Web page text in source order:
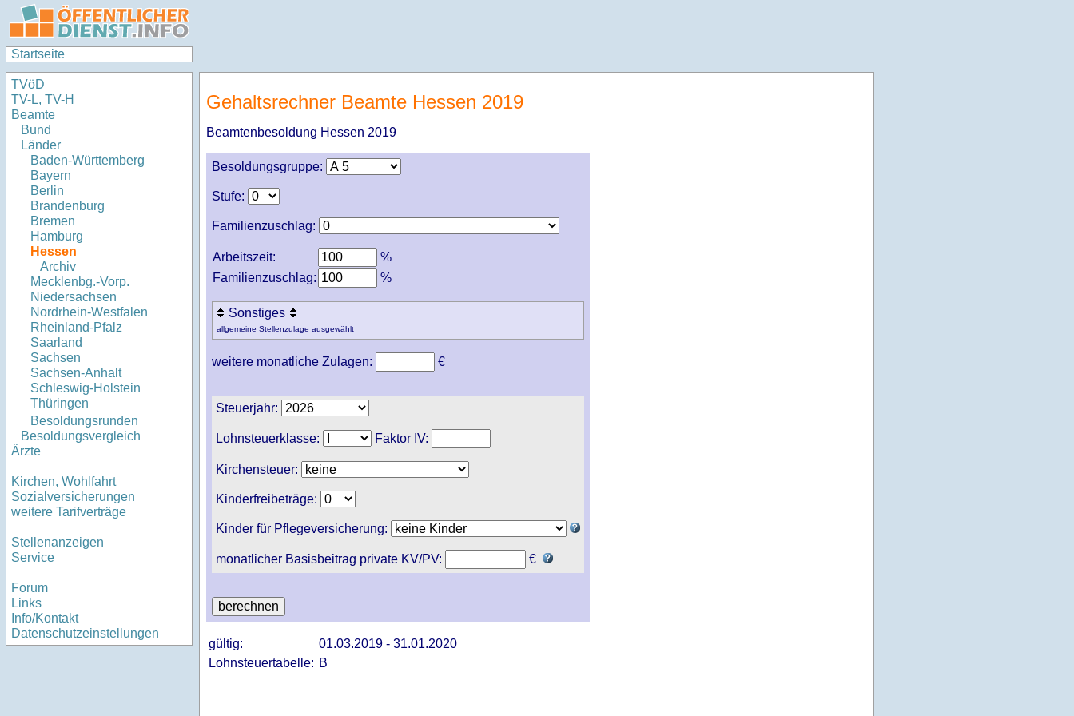
Startseite
TVöD
TV-L, TV-H
Beamte
Bund
Länder
Baden-Württemberg
Bayern
Berlin
Brandenburg
Bremen
Hamburg
Hessen
Archiv
Mecklenbg.-Vorp.
Niedersachsen
Nordrhein-Westfalen
Rheinland-Pfalz
Saarland
Sachsen
Sachsen-Anhalt
Schleswig-Holstein
Thüringen
Besoldungsrunden
Besoldungsvergleich
Ärzte
Kirchen, Wohlfahrt
Sozialversicherungen
weitere Tarifverträge
Stellenanzeigen
Service
Forum
Links
Info/Kontakt
Datenschutzeinstellungen
Gehaltsrechner Beamte Hessen 2019
Beamtenbesoldung Hessen 2019
Besoldungsgruppe:
Stufe:
Familienzuschlag:
Arbeitszeit:
%
Familienzuschlag:
%
Sonstiges
allgemeine Stellenzulage ausgewählt
weitere monatliche Zulagen: €
Steuerjahr:
Lohnsteuerklasse: Faktor IV:
Kirchensteuer:
Kinderfreibeträge:
Kinder für Pflegeversicherung:
monatlicher Basisbeitrag private KV/PV: €
gültig:
01.03.2019 - 31.01.2020
Lohnsteuertabelle: B